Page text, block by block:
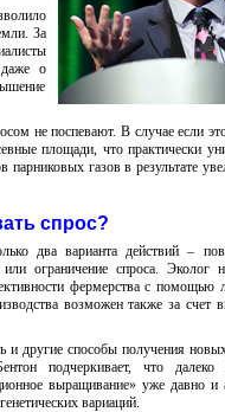
За
даже о
не поспевают. В случае если
площади, что практически
парниковых газов в результате
спрос?
два варианта действий –
ограничение спроса. Эколог
фермерства с помощью
возможен также за счет
и другие способы получения
подчеркивает, что
выращивание» уже давно и
вариаций.